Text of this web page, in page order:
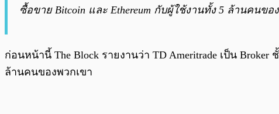
ซื้อขาย Bitcoin และ Ethereum กับผู้ใช้งานทั้ง 5 ล้านคนข
ก่อนหน้านี้ The Block รายงานว่า TD Ameritrade เป็น
ล้านคนของพวกเขา